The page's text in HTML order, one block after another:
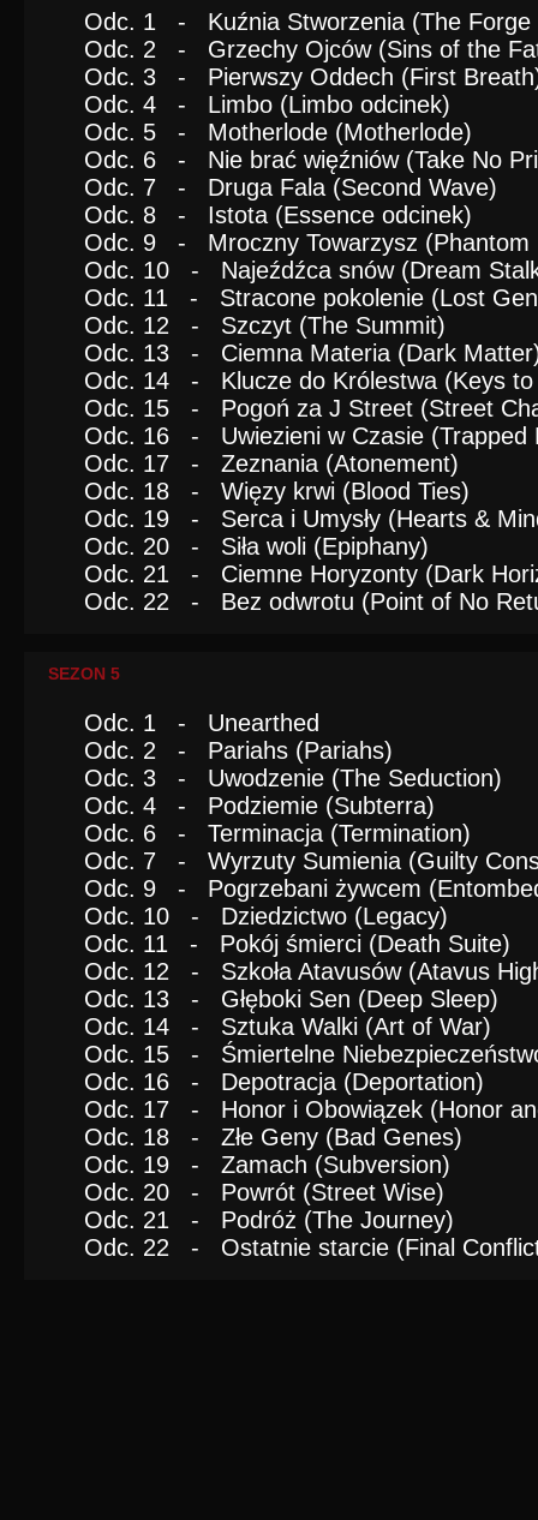
Odc. 1 - Kuźnia Stworzenia (The Forge
Odc. 2 - Grzechy Ojców (Sins of the
Odc. 3 - Pierwszy Oddech (First
Odc. 4 - Limbo (Limbo odcinek)
Odc. 5 - Motherlode (Motherlode)
Odc. 6 - Nie brać więźniów (Take No
Odc. 7 - Druga Fala (Second Wave)
Odc. 8 - Istota (Essence odcinek)
Odc. 9 - Mroczny Towarzysz (Phantom
Odc. 10 - Najeźdźca snów (Dream
Odc. 11 - Stracone pokolenie (Lost
Odc. 12 - Szczyt (The Summit)
Odc. 13 - Ciemna Materia (Dark
Odc. 14 - Klucze do Królestwa (Keys to
Odc. 15 - Pogoń za J Street (Street
Odc. 16 - Uwiezieni w Czasie (Trapped
Odc. 17 - Zeznania (Atonement)
Odc. 18 - Więzy krwi (Blood Ties)
Odc. 19 - Serca i Umysły (Hearts &
Odc. 20 - Siła woli (Epiphany)
Odc. 21 - Ciemne Horyzonty (Dark
Odc. 22 - Bez odwrotu (Point of No
SEZON 5
Odc. 1 - Unearthed
Odc. 2 - Pariahs (Pariahs)
Odc. 3 - Uwodzenie (The Seduction)
Odc. 4 - Podziemie (Subterra)
Odc. 6 - Terminacja (Termination)
Odc. 7 - Wyrzuty Sumienia (Guilty
Odc. 9 - Pogrzebani żywcem
Odc. 10 - Dziedzictwo (Legacy)
Odc. 11 - Pokój śmierci (Death Suite)
Odc. 12 - Szkoła Atavusów (Atavus
Odc. 13 - Głęboki Sen (Deep Sleep)
Odc. 14 - Sztuka Walki (Art of War)
Odc. 15 - Śmiertelne
Odc. 16 - Depotracja (Deportation)
Odc. 17 - Honor i Obowiązek (Honor
Odc. 18 - Złe Geny (Bad Genes)
Odc. 19 - Zamach (Subversion)
Odc. 20 - Powrót (Street Wise)
Odc. 21 - Podróż (The Journey)
Odc. 22 - Ostatnie starcie (Final